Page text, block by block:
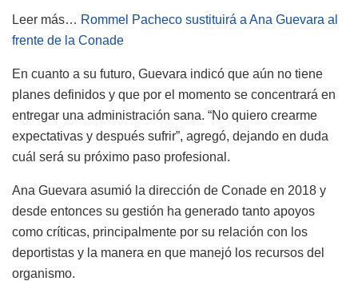
Leer más… Rommel Pacheco sustituirá a Ana Guevara al
frente de la Conade
En cuanto a su futuro, Guevara indicó que aún no tiene
planes definidos y que por el momento se concentrará en
entregar una administración sana. “No quiero crearme
expectativas y después sufrir”, agregó, dejando en duda
cuál será su próximo paso profesional.
Ana Guevara asumió la dirección de Conade en 2018 y
desde entonces su gestión ha generado tanto apoyos
como críticas, principalmente por su relación con los
deportistas y la manera en que manejó los recursos del
organismo.